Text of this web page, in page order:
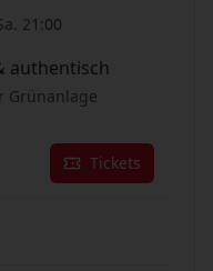
21:00
authentisch
Grünanlage
Tickets